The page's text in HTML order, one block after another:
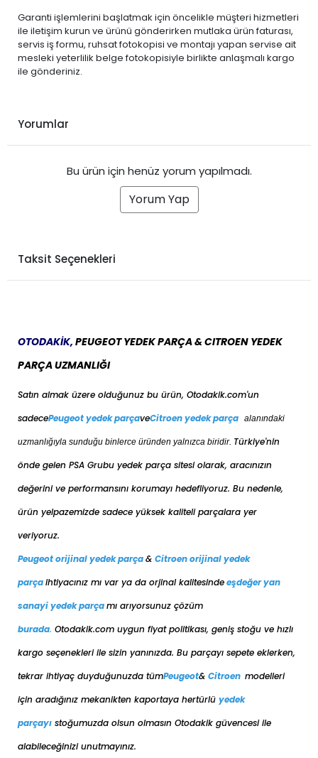
Garanti işlemlerini başlatmak için öncelikle müşteri hizmetleri
ile iletişim kurun ve ürünü gönderirken mutlaka ürün faturası,
servis iş formu, ruhsat fotokopisi ve montajı yapan servise ait
mesleki yeterlilik belge fotokopisiyle birlikte anlaşmalı kargo
ile gönderiniz.
Yorumlar
Bu ürün için henüz yorum yapılmadı.
Yorum Yap
Taksit Seçenekleri
OTODAKİK, PEUGEOT YEDEK PARÇA & CITROEN YEDEK
PARÇA UZMANLIĞI
Satın almak üzere olduğunuz bu ürün, Otodakik.com'un
sadecePeugeot yedek parçaveCitroen yedek parça alanındaki
uzmanlığıyla sunduğu binlerce üründen yalnızca biridir. Türkiye'nin
önde gelen PSA Grubu yedek parça sitesi olarak, aracınızın
değerini ve performansını korumayı hedefliyoruz. Bu nedenle,
ürün yelpazemizde sadece yüksek kaliteli parçalara yer
veriyoruz.
Peugeot orijinal yedek parça& Citroen orijinal yedek
parçaihtiyacınız mı var ya da orjinal kalitesindeeşdeğeryan
sanayi yedek parçamı arıyorsunuz çözüm
burada. Otodakik.com uygun fiyat politikası, geniş stoğu ve hızlı
kargo seçenekleri ile sizin yanınızda. Bu parçayı sepete eklerken,
tekrar ihtiyaç duyduğunuzda tümPeugeot& Citroen modelleri
için aradığınız mekanikten kaportaya hertürlü yedek
parçayı stoğumuzda olsun olmasın Otodakik güvencesi ile
alabileceğinizi unutmayınız.